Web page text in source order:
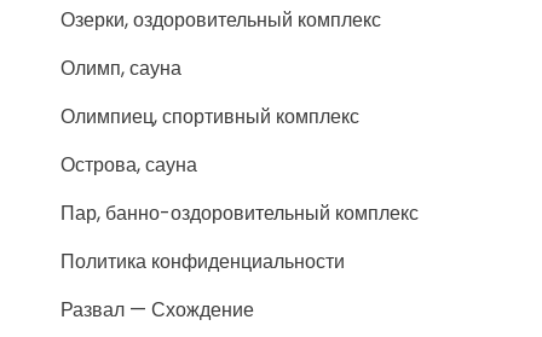
Озерки, оздоровительный комплекс
Олимп, сауна
Олимпиец, спортивный комплекс
Острова, сауна
Пар, банно-оздоровительный комплекс
Политика конфиденциальности
Развал — Схождение